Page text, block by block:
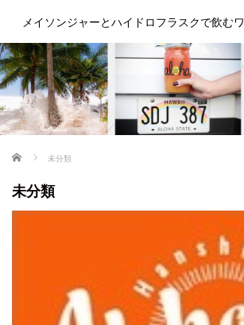
メイソンジャーとハイドロフラスクで飲む
ホーム 未分類
未分類